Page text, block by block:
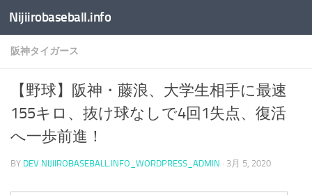
コンテンツへスキップ
Nijiirobaseball.info
阪神タイガース
【野球】阪神・藤浪、大学生相手に最速
155キロ、抜け球なしで4回1失点、復活
へ一歩前進！
BY DEV.NIJIIROBASEBALL.INFO_WORDPRESS_ADMIN · 3月 5, 2020